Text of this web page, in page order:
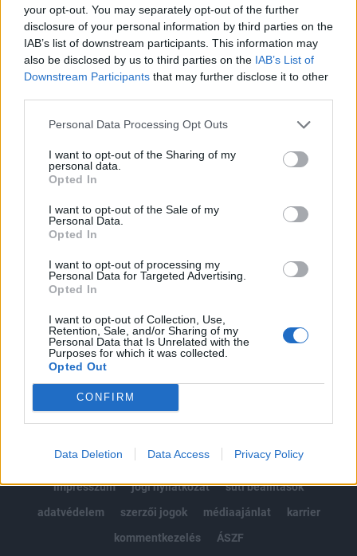
your opt-out. You may separately opt-out of the further
disclosure of your personal information by third parties on the
IAB’s list of downstream participants. This information may
also be disclosed by us to third parties on the IAB’s List of
Downstream Participants that may further disclose it to other
Personal Data Processing Opt Outs
I want to opt-out of the Sharing of my
personal data.
Opted In
I want to opt-out of the Sale of my
Personal Data.
Opted In
I want to opt-out of processing my
Personal Data for Targeted Advertising.
Opted In
I want to opt-out of Collection, Use,
Retention, Sale, and/or Sharing of my
Personal Data that Is Unrelated with the
Purposes for which it was collected.
Opted Out
CONFIRM
Data Deletion Data Access Privacy Policy
az új történelmi csúcs immár 26,635 Ft. Nyitás után
gyorsan mínuszba csúszott...
KEDVES OLVASÓNK!
tartozik, melynek olvasása előfizetéses
regisztrációhoz kötött.
Az előfizetés a következőket tartalmazza:
Kötéslisták: BÉT elmúlt 2 év napon belüli
kötéslistái
Előfizetés
MÁR ELŐFIZETŐNK VAGY?BEJELENTKEZÉS
© 2026 Portfolio
impresszum
jogi nyilatkozat
süti beállítások
adatvédelem
szerzői jogok médiaajánlat
karrier
kommentkezelés
ÁSZF